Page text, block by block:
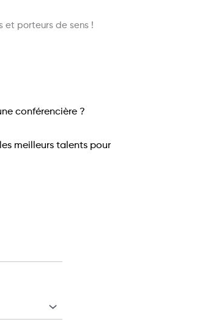
et porteurs de sens !
conférencière ?
meilleurs talents pour